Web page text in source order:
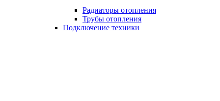
Радиаторы отопления
Трубы отопления
Подключение техники